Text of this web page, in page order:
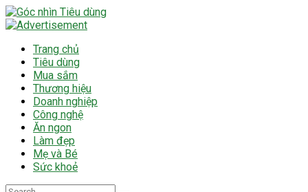
Trang chủ
Tiêu dùng
Mua sắm
Thương hiệu
Doanh nghiệp
Công nghệ
Ăn ngon
Làm đẹp
Mẹ và Bé
Sức khoẻ